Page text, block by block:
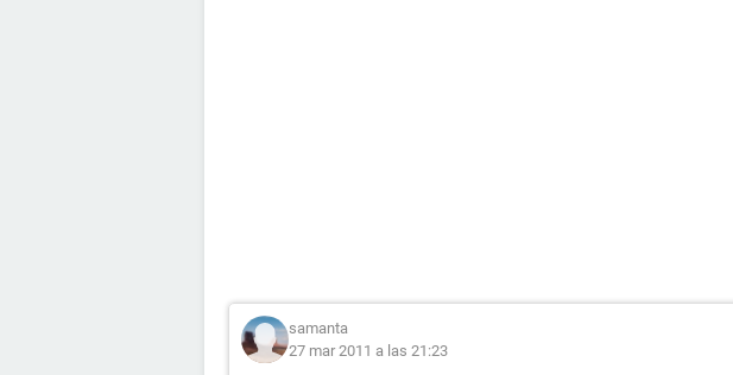
samanta
27 mar 2011 a las 21:23